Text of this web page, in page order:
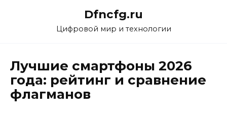
Dfncfg.ru
Цифровой мир и технологии
Лучшие смартфоны 2026
года: рейтинг и сравнение
флагманов